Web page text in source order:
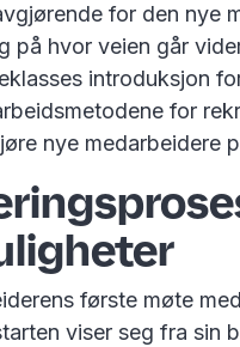
for den nye
på hvor veien går
introduksjon
for
nye medarbeidere
første møte
viser seg fra sin